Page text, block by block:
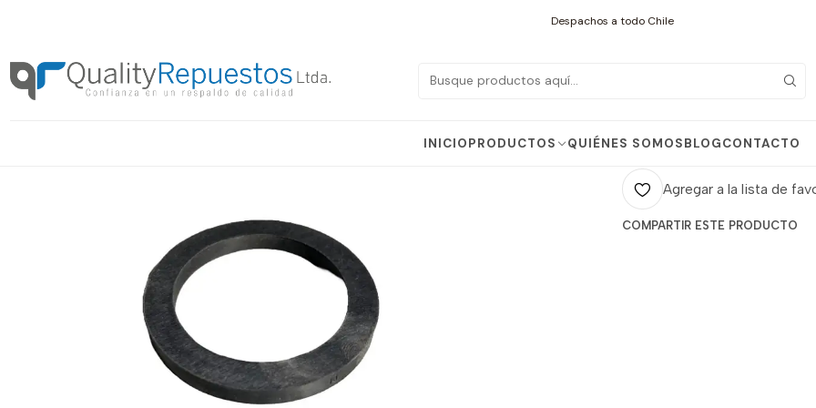
INICIOPRODUCTOS QUIÉNES SOMOSBLOGCONTACTO
Despachos a todo Chile
Elementos para Instalaciones
SELLO TAPA
Cantidad
Agregar a la lista de
COMPARTIR ESTE PRODUCTO